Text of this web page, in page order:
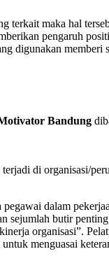
terkait maka hal
pengaruh
digunakan memberi
Bandung
di organisasi/
dalam
sejumlah butir
organisasi”.
menguasai